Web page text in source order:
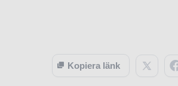
Kopiera länk